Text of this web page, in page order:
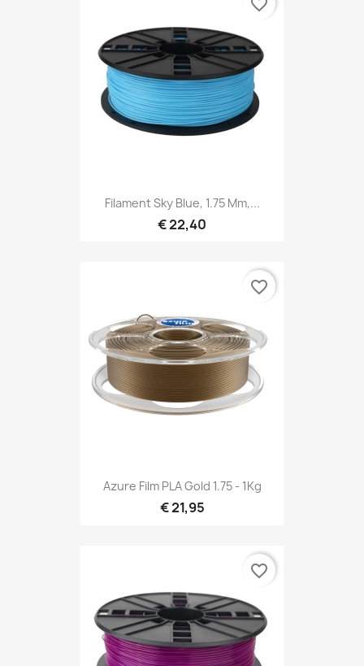
Filament Sky Blue, 1.75 Mm,...
€ 22,40
favorite_border
Azure Film PLA Gold 1.75 - 1Kg
€ 21,95
favorite_border
favorite_border